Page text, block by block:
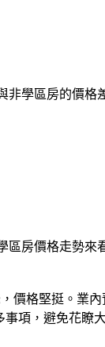
學區房的價格
價格走勢來
格堅挺。業
項，避免花瞭